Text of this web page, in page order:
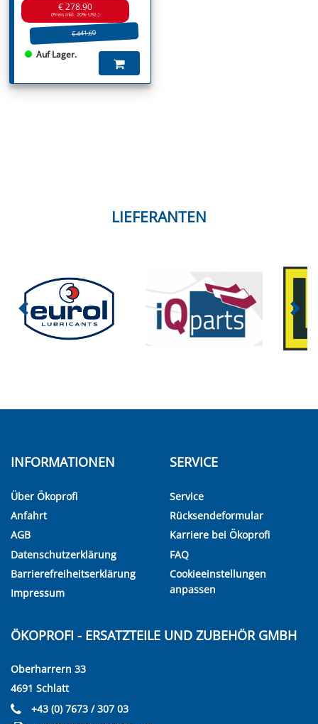
€ 278.90
(Preis inkl. 20% USt.)
€ 441.60
Auf Lager.
LIEFERANTEN
INFORMATIONEN
Über Ökoprofi
Anfahrt
AGB
Datenschutzerklärung
Barrierefreiheitserklärung
Impressum
SERVICE
Service
Rücksendeformular
Karriere bei Ökoprofi
FAQ
Cookieeinstellungen
anpassen
ÖKOPROFI - ERSATZTEILE UND ZUBEHÖR GMBH
Oberharrern 33
4691 Schlatt
+43 (0) 7673 / 307 03